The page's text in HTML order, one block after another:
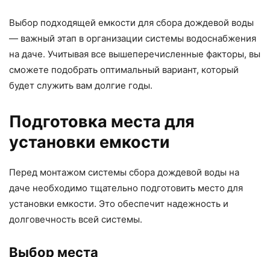
Выбор подходящей емкости для сбора дождевой воды
— важный этап в организации системы водоснабжения
на даче. Учитывая все вышеперечисленные факторы, вы
сможете подобрать оптимальный вариант, который
будет служить вам долгие годы.
Подготовка места для
установки емкости
Перед монтажом системы сбора дождевой воды на
даче необходимо тщательно подготовить место для
установки емкости. Это обеспечит надежность и
долговечность всей системы.
Выбор места